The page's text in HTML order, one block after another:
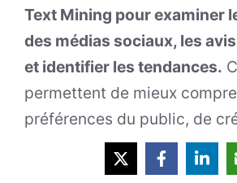
Text Mining pour examiner
des médias sociaux, les
et identifier les tendances.
permettent de mieux
préférences du public, de
contenus de qualité. Un
nécessaire aux entreprises